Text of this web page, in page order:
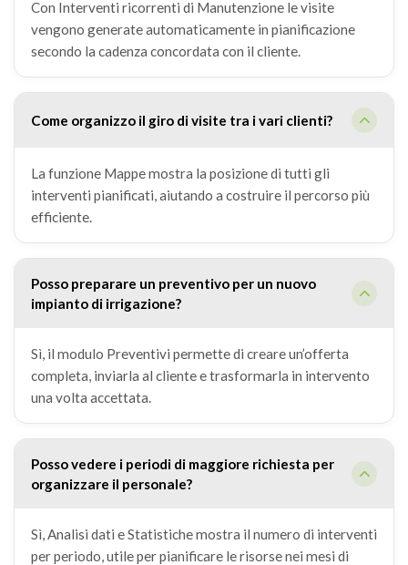
Con Interventi ricorrenti di Manutenzione le visite
vengono generate automaticamente in pianificazione
secondo la cadenza concordata con il cliente.
Come organizzo il giro di visite tra i vari clienti?
La funzione Mappe mostra la posizione di tutti gli
interventi pianificati, aiutando a costruire il percorso più
efficiente.
Posso preparare un preventivo per un nuovo
impianto di irrigazione?
Sì, il modulo Preventivi permette di creare un’offerta
completa, inviarla al cliente e trasformarla in intervento
una volta accettata.
Posso vedere i periodi di maggiore richiesta per
organizzare il personale?
Sì, Analisi dati e Statistiche mostra il numero di interventi
per periodo, utile per pianificare le risorse nei mesi di